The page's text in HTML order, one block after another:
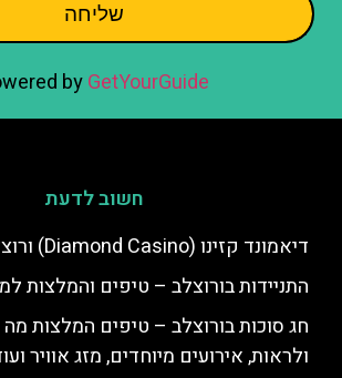
שליחה
byGetYourGuide
חשוב לדעת
דיאמונד קזינו (Diamond Casino) ורוצלב
התניידות בורוצלב – טיפים והמלצות
חג סוכות בורוצלב – טיפים המלצות
ולראות, אירועים מיוחדים, מזג אוויר